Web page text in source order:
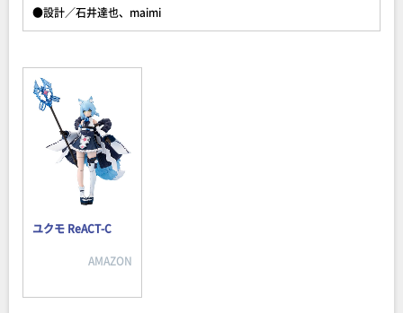
●設計／石井達也、maimi
ユクモ ReACT-C
AMAZON